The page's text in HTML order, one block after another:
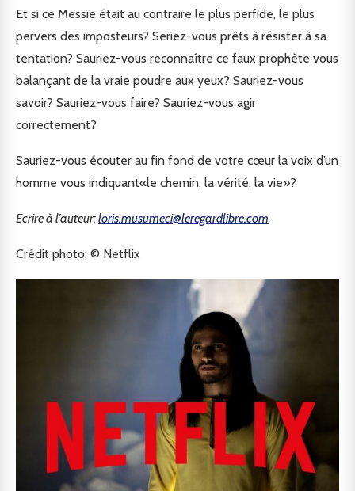
Et si ce Messie était au contraire le plus perfide, le plus
pervers des imposteurs? Seriez-vous prêts à résister à sa
tentation? Sauriez-vous reconnaître ce faux prophète vous
balançant de la vraie poudre aux yeux? Sauriez-vous
savoir? Sauriez-vous faire? Sauriez-vous agir
correctement?
Sauriez-vous écouter au fin fond de votre cœur la voix d’un
homme vous indiquant«le chemin, la vérité, la vie»?
Ecrire à l’auteur:loris.musumeci@leregardlibre.com
Crédit photo: © Netflix